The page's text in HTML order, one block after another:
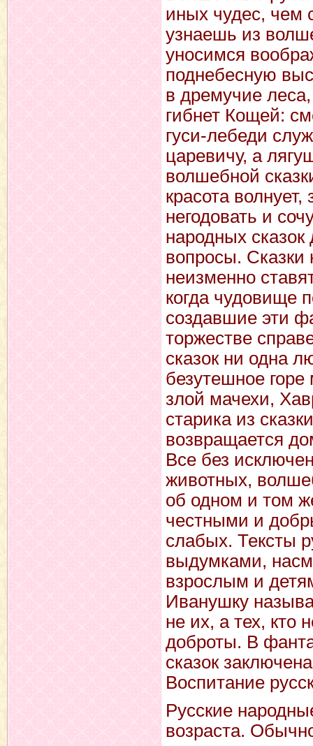
иных чудес, чем
узнаешь из
уносимся
поднебесную
в дремучие
гибнет Кощей:
гуси-лебеди
царевичу, а
волшебной
красота
негодовать и
народных
вопросы.
неизменно
когда чудовище
создавшие эти
торжестве
сказок ни одна
безутешное
злой мачехи,
старика из
возвращается
Все без
животных,
об одном и том
честными и
слабых. Тексты
выдумками,
взрослым и
Иванушку
не их, а тех, кто
доброты. В
сказок
Воспитание
Русские
возраста.